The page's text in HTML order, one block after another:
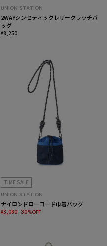
UNION STATION
2WAYシンセティックレザークラッチバ
ッグ
¥8,250
TIME SALE
UNION STATION
ナイロンドローコード巾着バッグ
¥3,080 30%OFF